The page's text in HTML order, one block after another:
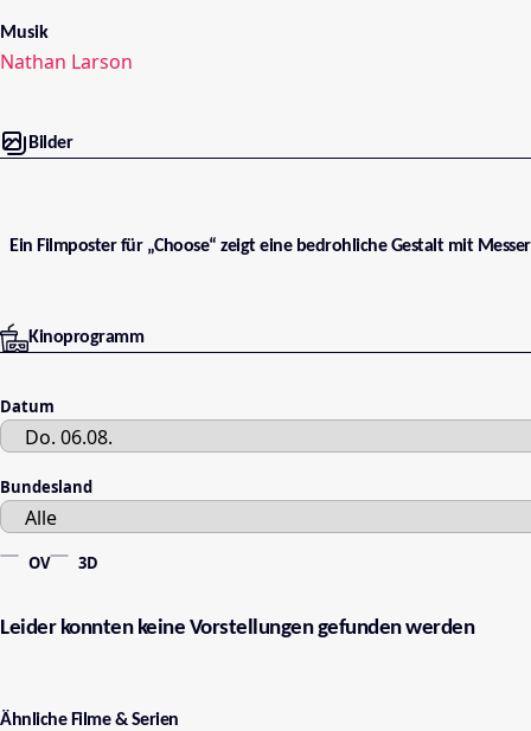
Musik
Nathan Larson
Bilder
Ein Filmposter für „Choose“ zeigt eine bedrohliche Gestalt mit
Kinoprogramm
Datum
Bundesland
OV 3D
Leider konnten keine Vorstellungen gefunden werden
Ähnliche Filme & Serien